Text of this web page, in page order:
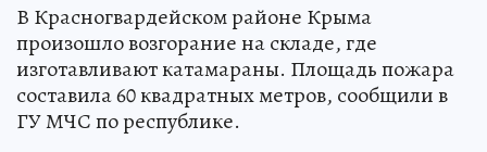
В Красногвардейском районе Крыма
произошло возгорание на складе, где
изготавливают катамараны. Площадь пожара
составила 60 квадратных метров, сообщили в
ГУ МЧС по республике.